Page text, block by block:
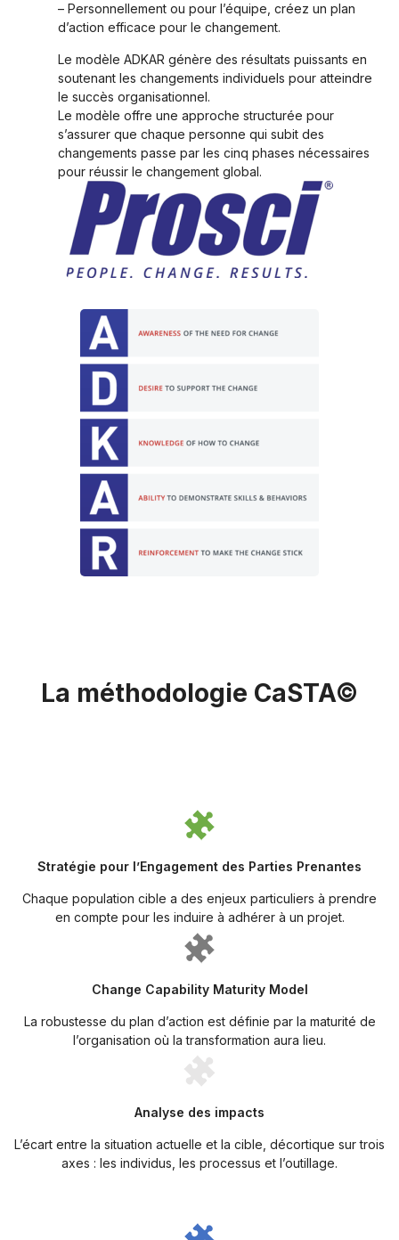
– Personnellement ou pour l’équipe, créez un plan
d’action efficace pour le changement.
Le modèle ADKAR génère des résultats puissants en
soutenant les changements individuels pour atteindre
le succès organisationnel.
Le modèle offre une approche structurée pour
s’assurer que chaque personne qui subit des
changements passe par les cinq phases nécessaires
pour réussir le changement global.
La méthodologie CaSTA©
Stratégie pour l’Engagement des Parties Prenantes
Chaque population cible a des enjeux particuliers à prendre
en compte pour les induire à adhérer à un projet.
Change Capability Maturity Model
La robustesse du plan d’action est définie par la maturité de
l’organisation où la transformation aura lieu.
Analyse des impacts
L’écart entre la situation actuelle et la cible, décortique sur trois
axes : les individus, les processus et l’outillage.